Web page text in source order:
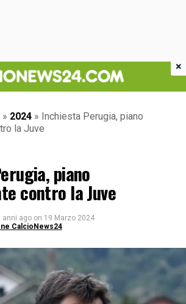
» 2024 » Inchiesta Perugia, piano
la Juve
piano
contro la Juve
anni ago on 19 Marzo 2024
CalcioNews24
×